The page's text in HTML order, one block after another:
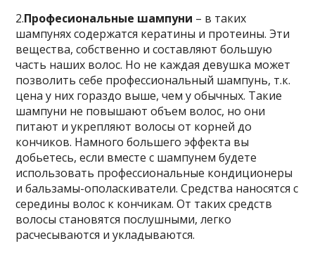
2.Професиональные шампуни – в таких
шампунях содержатся кератины и протеины. Эти
вещества, собственно и составляют большую
часть наших волос. Но не каждая девушка может
позволить себе профессиональный шампунь, т.к.
цена у них гораздо выше, чем у обычных. Такие
шампуни не повышают объем волос, но они
питают и укрепляют волосы от корней до
кончиков. Намного большего эффекта вы
добьетесь, если вместе с шампунем будете
использовать профессиональные кондиционеры
и бальзамы-ополаскиватели. Средства наносятся с
середины волос к кончикам. От таких средств
волосы становятся послушными, легко
расчесываются и укладываются.